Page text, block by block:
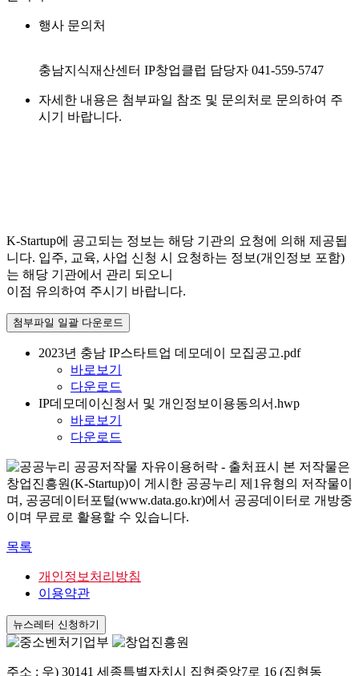
행사 문의처
충남지식재산센터 IP창업클럽 담당자 041-559-5747
자세한 내용은 첨부파일 참조 및 문의처로 문의하여 주
시기 바랍니다.
K-Startup에 공고되는 정보는 해당 기관의 요청에 의해 제공됩
니다. 입주, 교육, 사업 신청 시 요청하는 정보(개인정보 포함)
는 해당 기관에서 관리 되오니
이점 유의하여 주시기 바랍니다.
첨부파일 일괄 다운로드
2023년 충남 IP스타트업 데모데이 모집공고.pdf
바로보기
다운로드
IP데모데이신청서 및 개인정보이용동의서.hwp
바로보기
다운로드
본 저작물은
창업진흥원(K-Startup)이 게시한 공공누리 제1유형의 저작물이
며, 공공데이터포털(www.data.go.kr)에서 공공데이터로 개방중
이며 무료로 활용할 수 있습니다.
목록
개인정보처리방침
이용약관
뉴스레터 신청하기
주소 : 우) 30141 세종특별자치시 집현중앙7로 16 (집현동